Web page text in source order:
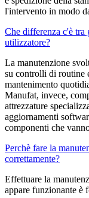
l'intervento in modo
Che differenza c'è tra
utilizzatore?
La manutenzione
su controlli di routine
mantenimento
Manufat, invece,
attrezzature
aggiornamenti
componenti che
Perchè fare la
correttamente?
Effettuare la
appare funzionante è